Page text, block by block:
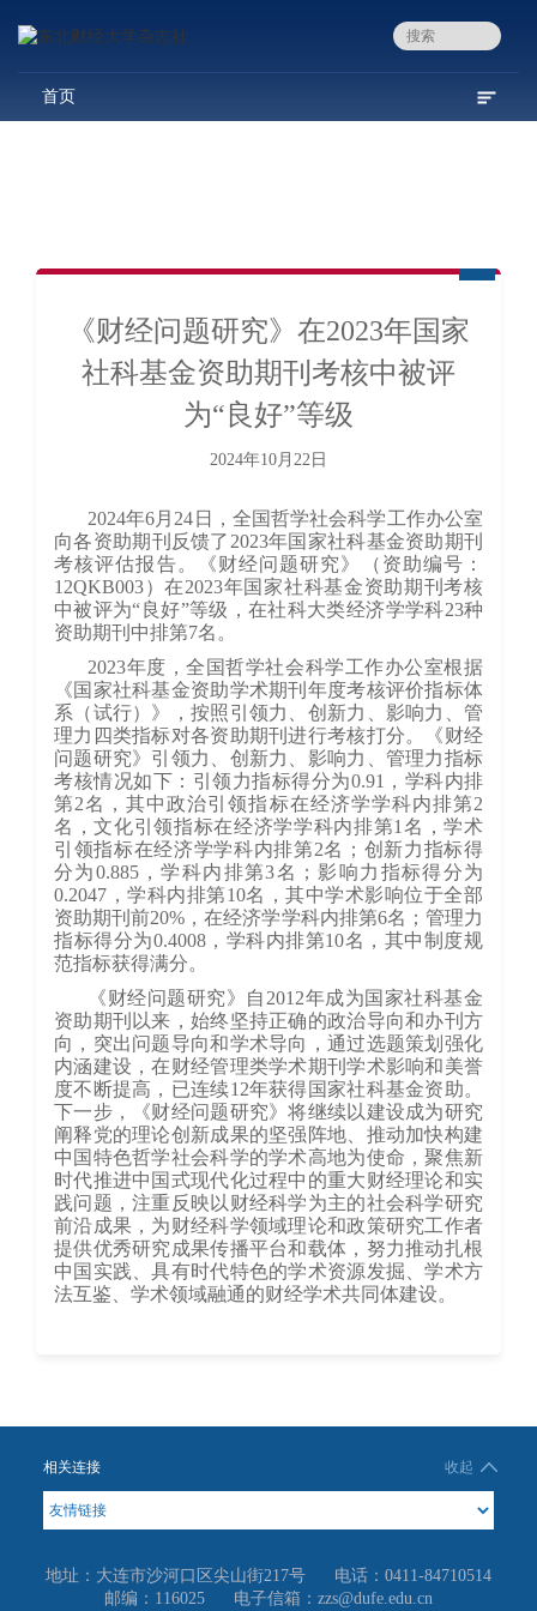
首页
《财经问题研究》在2023年国家
社科基金资助期刊考核中被评
为“良好”等级
2024年10月22日
2024年6月24日，全国哲学社会科学工作办公室
向各资助期刊反馈了2023年国家社科基金资助期刊
考核评估报告。《财经问题研究》（资助编号：
12QKB003）在2023年国家社科基金资助期刊考核
中被评为“良好”等级，在社科大类经济学学科23种
资助期刊中排第7名。
2023年度，全国哲学社会科学工作办公室根据
《国家社科基金资助学术期刊年度考核评价指标体
系（试行）》，按照引领力、创新力、影响力、管
理力四类指标对各资助期刊进行考核打分。《财经
问题研究》引领力、创新力、影响力、管理力指标
考核情况如下：引领力指标得分为0.91，学科内排
第2名，其中政治引领指标在经济学学科内排第2
名，文化引领指标在经济学学科内排第1名，学术
引领指标在经济学学科内排第2名；创新力指标得
分为0.885，学科内排第3名；影响力指标得分为
0.2047，学科内排第10名，其中学术影响位于全部
资助期刊前20%，在经济学学科内排第6名；管理力
指标得分为0.4008，学科内排第10名，其中制度规
范指标获得满分。
《财经问题研究》自 2012年成为国家社科基金
资助期刊以来，始终坚持正确的政治导向和办刊方
向，突出问题导向和学术导向，通过选题策划强化
内涵建设，在财经管理类学术期刊学术影响和美誉
度不断提高，已连续12年获得国家社科基金资助。
下一步，《财经问题研究》将继续以建设成为研究
阐释党的理论创新成果的坚强阵地、推动加快构建
中国特色哲学社会科学的学术高地为使命，聚焦新
时代推进中国式现代化过程中的重大财经理论和实
践问题，注重反映以财经科学为主的社会科学研究
前沿成果，为财经科学领域理论和政策研究工作者
提供优秀研究成果传播平台和载体，努力推动扎根
中国实践、具有时代特色的学术资源发掘、学术方
法互鉴、学术领域融通的财经学术共同体建设。
相关连接 收起
地址：大连市沙河口区尖山街217号
电话：0411-84710514
邮编：116025
电子信箱：zzs@dufe.edu.cn